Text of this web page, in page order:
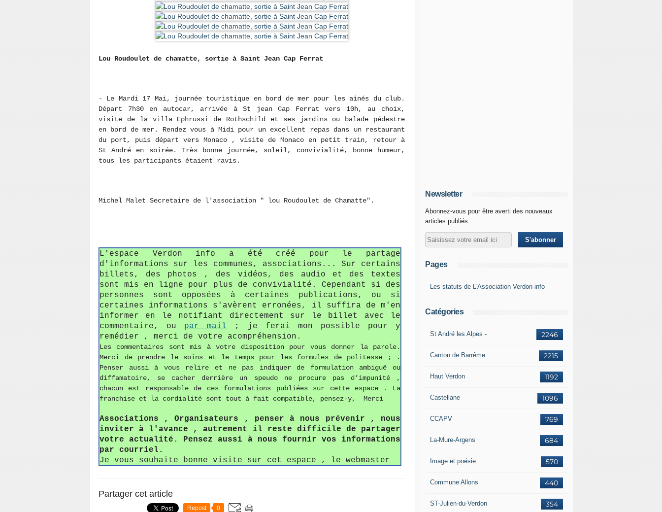
Lou Roudoulet de chamatte, sortie à Saint Jean Cap Ferrat
- Le Mardi 17 Mai, journée touristique en bord de mer pour les ainés du club.
Départ 7h30 en autocar, arrivée à St jean Cap Ferrat vers 10h, au choix,
visite de la villa Ephrussi de Rothschild et ses jardins ou balade pédestre
en bord de mer. Rendez vous à Midi pour un excellent repas dans un restaurant
du port, puis départ vers Monaco , visite de Monaco en petit train, retour à
St André en soirée. Très bonne journée, soleil, convivialité, bonne humeur,
tous les participants étaient ravis.
Michel Malet Secretaire de l'association " lou Roudoulet de Chamatte".
L'espace Verdon info a été créé pour le partage
d'informations sur les communes, associations... Sur certains
billets, des photos , des vidéos, des audio et des textes
sont mis en ligne pour plus de convivialité. Cependant si des
personnes sont opposées à certaines publications, ou si
certaines informations s'avèrent erronées, il suffira de m'en
informer en le notifiant directement sur le billet avec le
commentaire, ou par mail ; je ferai mon possible pour y
remédier , merci de votre acompréhension.
Les commentaires sont mis à votre disposition pour vous donner la parole.
Merci de prendre le soins et le temps pour les formules de politesse ; .
Penser aussi à vous relire et ne pas indiquer de formulation ambiguë ou
diffamatoire, se cacher derrière un speudo ne procure pas d’impunité ,
chacun est responsable de ces formulations publiées sur cette espace . La
franchise et la cordialité sont tout à fait compatible, pensez-y, Merci
Associations , Organisateurs , penser à nous prévenir , nous
inviter à l'avance , autrement il reste difficile de partager
votre actualité. Pensez aussi à nous fournir vos informations
par courriel.
Je vous souhaite bonne visite sur cet espace , le webmaster
Partager cet article
Repost 0
Newsletter
Abonnez-vous pour être averti des nouveaux
articles publiés.
Pages
Les statuts de L'Association Verdon-info
Catégories
2246
St André les Alpes -
2215
Canton de Barrême
1192
Haut Verdon
1096
Castellane
769
CCAPV
684
La-Mure-Argens
570
Image et poésie
440
Commune Allons
354
ST-Julien-du-Verdon